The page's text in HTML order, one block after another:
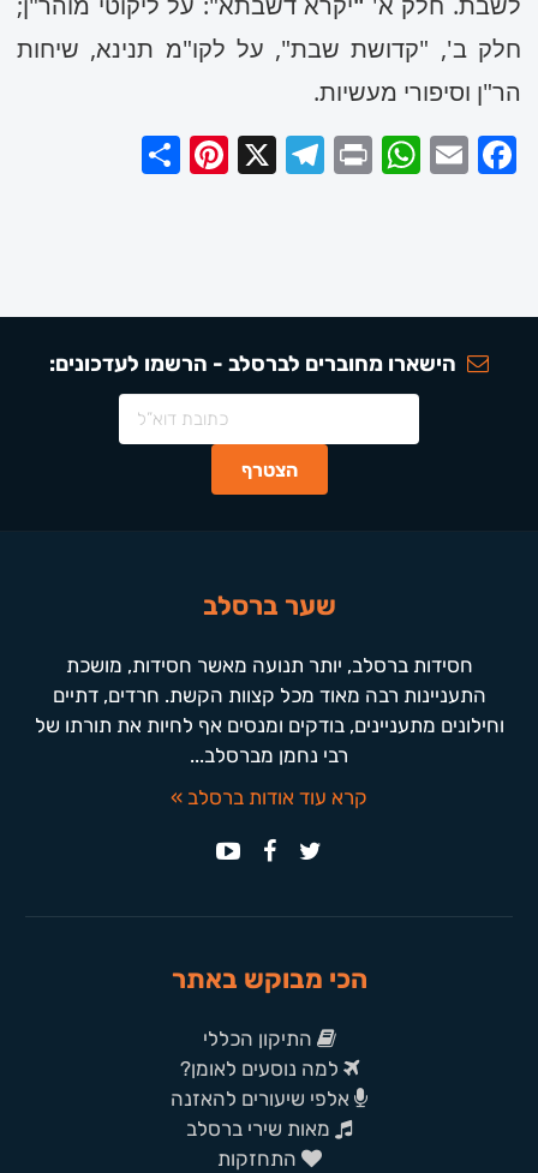
חלק ב', "קדושת שבת", על לקו"מ תנינא, שיחות
הר"ן וסיפורי מעשיות.
Facebook
Email
WhatsApp
Print
Telegram
X
Pinterest
הישארו מחוברים לברסלב - הרשמו לעדכונים:
שער ברסלב
חסידות ברסלב, יותר תנועה מאשר חסידות, מושכת
התעניינות רבה מאוד מכל קצוות הקשת. חרדים, דתיים
וחילונים מתעניינים, בודקים ומנסים אף לחיות את תורתו של
רבי נחמן מברסלב...
קרא עוד אודות ברסלב »
הכי מבוקש באתר
התיקון הכללי
למה נוסעים לאומן?
אלפי שיעורים להאזנה
מאות שירי ברסלב
התחזקות